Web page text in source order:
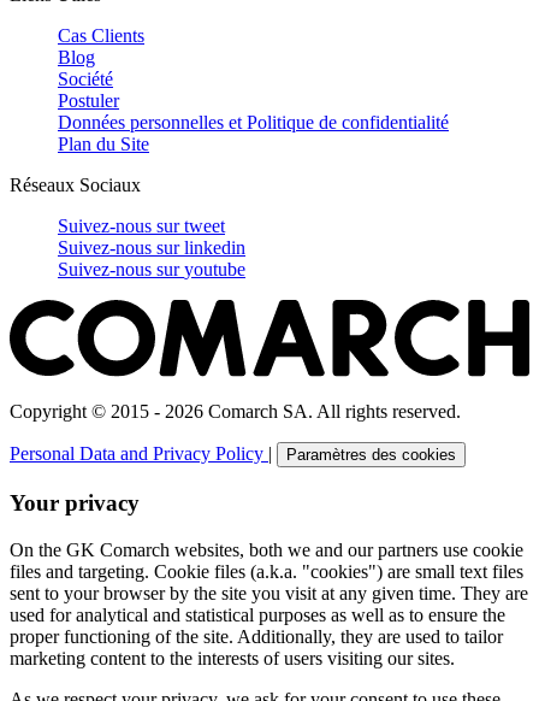
Cas Clients
Blog
Société
Postuler
Données personnelles et Politique de confidentialité
Plan du Site
Réseaux Sociaux
Suivez-nous surtweet
Suivez-nous surlinkedin
Suivez-nous suryoutube
Copyright © 2015 - 2026 Comarch SA. All rights reserved.
Personal Data and Privacy Policy | Paramètres des cookies
Your privacy
On the GK Comarch websites, both we and our partners use cookie
files and targeting. Cookie files (a.k.a. "cookies") are small text files
sent to your browser by the site you visit at any given time. They are
used for analytical and statistical purposes as well as to ensure the
proper functioning of the site. Additionally, they are used to tailor
marketing content to the interests of users visiting our sites.